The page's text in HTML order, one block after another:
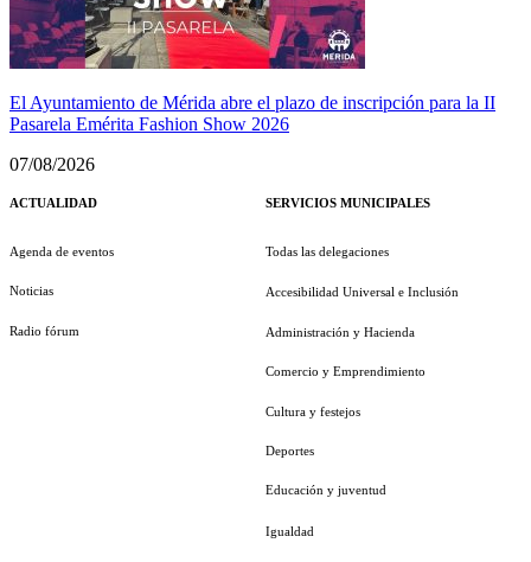
El Ayuntamiento de Mérida abre el plazo de inscripción para la II
Pasarela Emérita Fashion Show 2026
07/08/2026
ACTUALIDAD
Agenda de eventos
Noticias
Radio fórum
SERVICIOS MUNICIPALES
Todas las delegaciones
Accesibilidad Universal e Inclusión
Administración y Hacienda
Comercio y Emprendimiento
Cultura y festejos
Deportes
Educación y juventud
Igualdad